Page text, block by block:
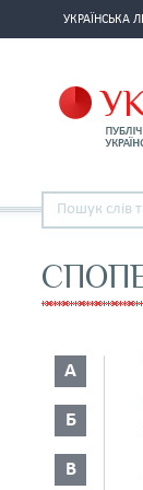
УКРАЇНСЬКА
А
Б
В